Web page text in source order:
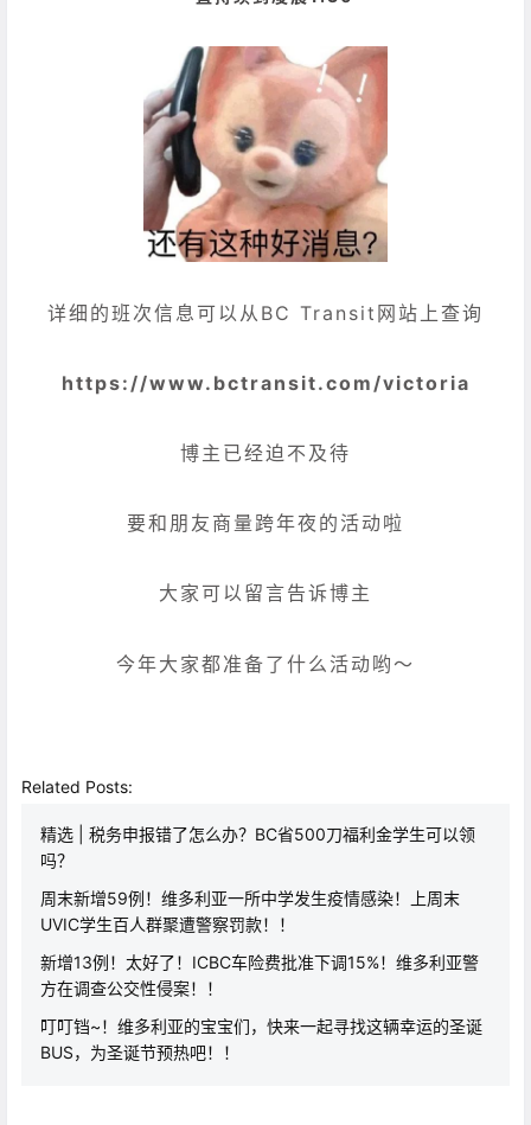
详细的班次信息可以从BC Transit网站上查询
https://www.bctransit.com/victoria
博主已经迫不及待
要和朋友商量跨年夜的活动啦
大家可以留言告诉博主
今年大家都准备了什么活动哟～
Related Posts:
精选 | 税务申报错了怎么办？BC省500刀福利金学生可以领
吗？
周末新增59例！维多利亚一所中学发生疫情感染！上周末
UVIC学生百人群聚遭警察罚款！！
新增13例！太好了！ICBC车险费批准下调15%！维多利亚警
方在调查公交性侵案！！
叮叮铛~！维多利亚的宝宝们，快来一起寻找这辆幸运的圣诞
BUS，为圣诞节预热吧！！